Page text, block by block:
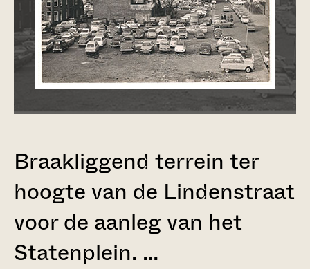
Braakliggend terrein ter
hoogte van de Lindenstraat
voor de aanleg van het
Statenplein. …